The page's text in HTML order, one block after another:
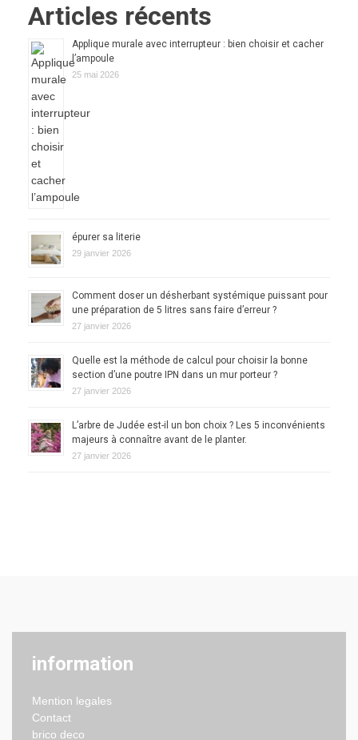
Articles récents
Applique murale avec interrupteur : bien choisir et cacher
l’ampoule
25 mai 2026
épurer sa literie
29 janvier 2026
Comment doser un désherbant systémique puissant pour
une préparation de 5 litres sans faire d’erreur ?
27 janvier 2026
Quelle est la méthode de calcul pour choisir la bonne
section d’une poutre IPN dans un mur porteur ?
27 janvier 2026
L’arbre de Judée est-il un bon choix ? Les 5 inconvénients
majeurs à connaître avant de le planter.
27 janvier 2026
information
Mention legales
Contact
brico deco